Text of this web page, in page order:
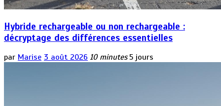
Hybride rechargeable ou non rechargeable :
décryptage des différences essentielles
par Marise 3 août 2026 10 minutes 5 jours